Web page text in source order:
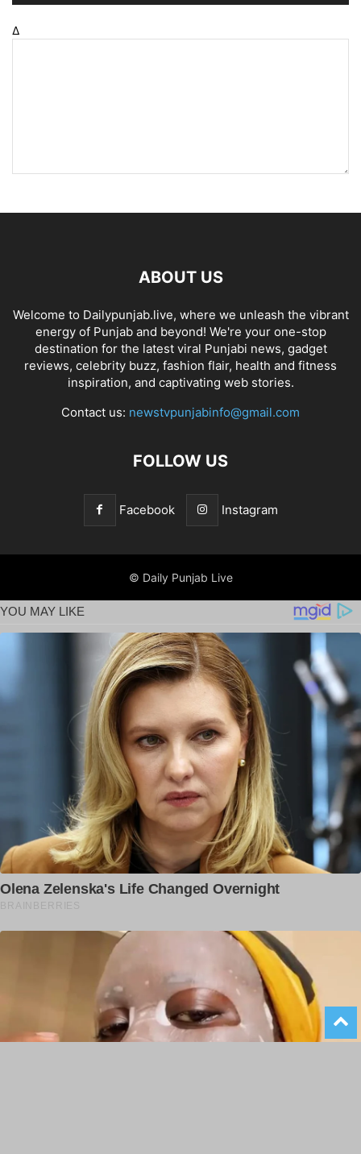
Welcome to Dailypunjab.live, where we unleash the vibrant
destination for the latest viral Punjabi news, gadget
reviews, celebrity buzz, fashion flair, health and fitness
inspiration, and captivating web stories.
Contact us: newstvpunjabinfo@gmail.com
FOLLOW US
Facebook Instagram